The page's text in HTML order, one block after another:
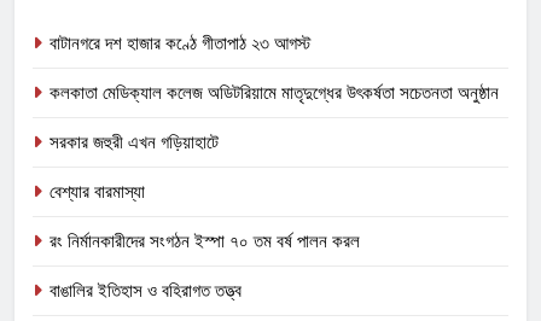
বাটানগরে দশ হাজার কণ্ঠে গীতাপাঠ ২৩ আগস্ট
কলকাতা মেডিক্যাল কলেজ অডিটরিয়ামে মাতৃদুগ্ধের উৎকর্ষতা সচেতনতা অনুষ্ঠান
সরকার জহুরী এখন গড়িয়াহাটে
বেশ্যার বারমাস্যা
রং নির্মানকারীদের সংগঠন ইস্পা ৭০ তম বর্ষ পালন করল
বাঙালির ইতিহাস ও বহিরাগত তত্ত্ব